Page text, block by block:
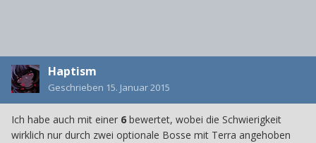
Haptism
Geschrieben 15. Januar 2015
Ich habe auch mit einer 6 bewertet, wobei die Schwierigkeit
wirklich nur durch zwei optionale Bosse mit Terra angehoben